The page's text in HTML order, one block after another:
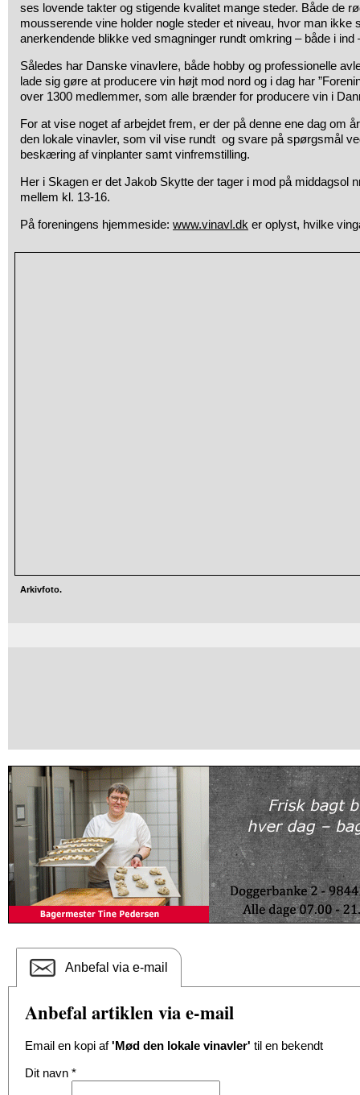
ses lovende takter og stigende kvalitet mange steder. Både de
mousserende vine holder nogle steder et niveau, hvor man ikke
anerkendende blikke ved smagninger rundt omkring – både i ind
Således har Danske vinavlere, både hobby og professionelle
lade sig gøre at producere vin højt mod nord og i dag har
over 1300 medlemmer, som alle brænder for producere vin i
For at vise noget af arbejdet frem, er der på denne ene dag om
den lokale vinavler, som vil vise rundt og svare på spørgsmål
beskæring af vinplanter samt vinfremstilling.
Her i Skagen er det Jakob Skytte der tager i mod på middagsol
mellem kl. 13-16.
På foreningens hjemmeside: www.vinavl.dk er oplyst, hvilke
Arkivfoto.
Anbefal via e-mail
Anbefal artiklen via e-mail
Email en kopi af'Mød den lokale vinavler' til en bekendt
Dit navn *